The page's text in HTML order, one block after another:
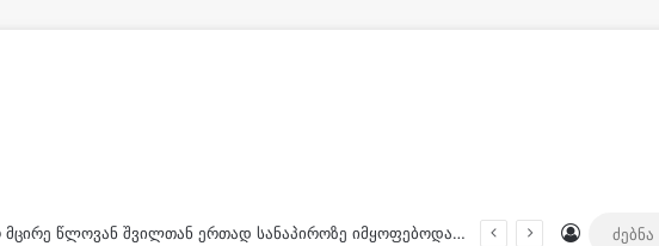
32 წლის დედა ორ მცირე წლოვან შვილთან ერთად სანაპიროზე იმყოფებოდა, რა დროსაც 7 წლის ბიჭი მდინარეში გადახტა. როგორ დატრიალდა ტრაგედია? Log In